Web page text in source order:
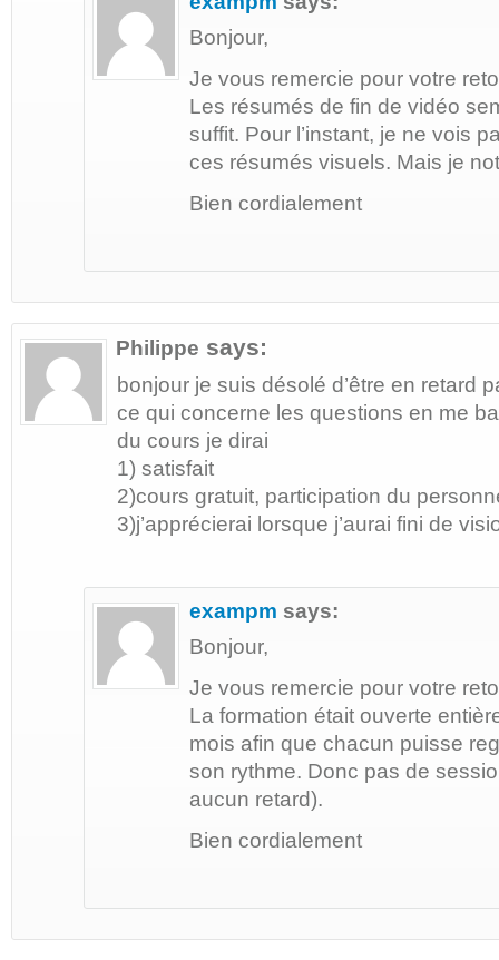
Bonjour,
Je vous remercie pour votre
Les résumés de fin de vidéo
suffit. Pour l’instant, je ne vois
ces résumés visuels. Mais je
Bien cordialement
Philippe says:
bonjour je suis désolé d’être en retard
ce qui concerne les questions en me
du cours je dirai
1) satisfait
2)cours gratuit, participation du
3)j’apprécierai lorsque j’aurai fini de
exampm says:
Bonjour,
Je vous remercie pour votre
La formation était ouverte
mois afin que chacun puisse
son rythme. Donc pas de
aucun retard).
Bien cordialement